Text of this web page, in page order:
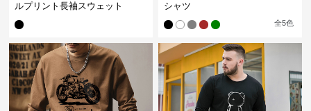
ルプリント長袖スウェット
シャツ
全5色